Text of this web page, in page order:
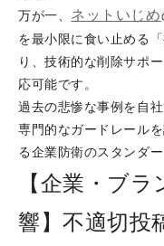
万が一、 ネットいじめ
を最小限に食い止める
り、技術的な削除サポ
応可能です。
過去の悲惨な事例を自
専門的なガードレール
る企業防衛のスタンダー
【企業・ブ
響】不適切投